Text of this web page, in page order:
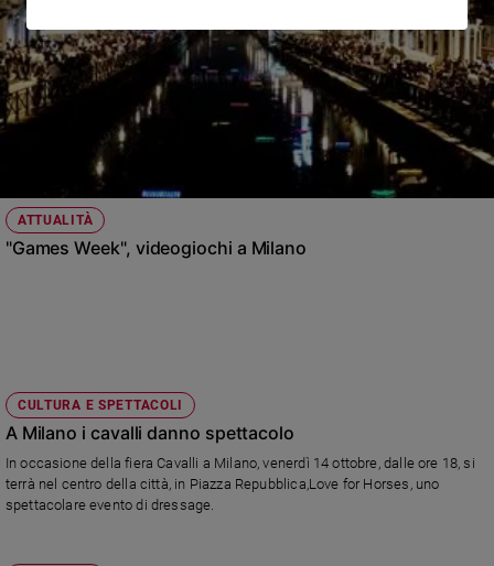
ATTUALITÀ
"Games Week", videogiochi a Milano
CULTURA E SPETTACOLI
A Milano i cavalli danno spettacolo
In occasione della fiera Cavalli a Milano, venerdì 14 ottobre, dalle ore 18, si
terrà nel centro della città, in Piazza Repubblica,Love for Horses, uno
spettacolare evento di dressage.